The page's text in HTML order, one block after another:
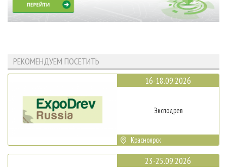
РЕКОМЕНДУЕМ ПОСЕТИТЬ
16-18.09.2026
Эксподрев
Красноярск
23-25.09.2026